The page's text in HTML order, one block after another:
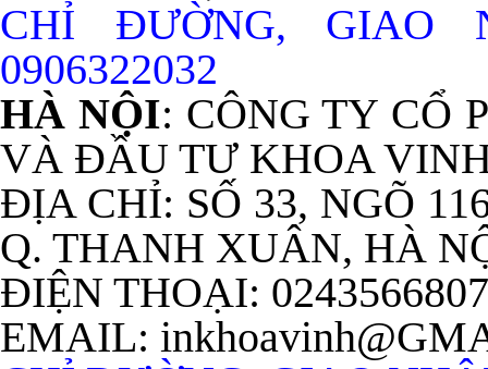
CHỈ ĐƯỜNG, GIAO
0906322032
HÀ NỘI: CÔNG TY CỔ
VÀ ĐẦU TƯ KHOA
ĐỊA CHỈ: SỐ 33, NGÕ
Q. THANH XUÂN, HÀ
ĐIỆN THOẠI:
EMAIL: